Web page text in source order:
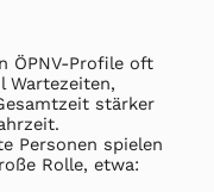
ÖPNV-Profile oft
Wartezeiten,
stärker
Personen spielen
Rolle, etwa: